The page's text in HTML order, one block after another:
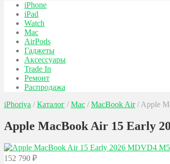
iPhone
iPad
Watch
Mac
AirPods
Гаджеты
Аксессуары
Trade In
Ремонт
Распродажа
iPhoriya / Каталог / Mac / MacBook Air/ Apple
Apple MacBook Air 15 Early
152 790 ₽